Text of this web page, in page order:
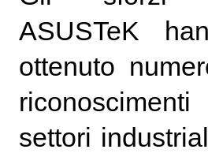
ASUSTeK
ottenuto
riconoscimenti
settori